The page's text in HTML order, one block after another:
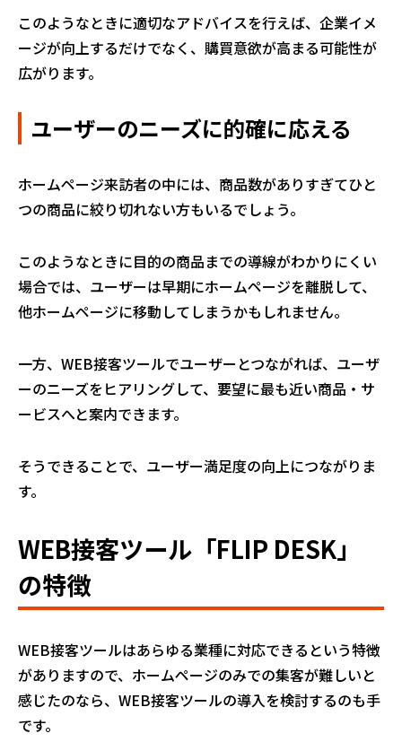
このようなときに適切なアドバイスを行えば、企業イメ
ージが向上するだけでなく、購買意欲が高まる可能性が
広がります。
ユーザーのニーズに的確に応える
ホームページ来訪者の中には、商品数がありすぎてひと
つの商品に絞り切れない方もいるでしょう。
このようなときに目的の商品までの導線がわかりにくい
場合では、ユーザーは早期にホームページを離脱して、
他ホームページに移動してしまうかもしれません。
一方、WEB接客ツールでユーザーとつながれば、ユーザ
ーのニーズをヒアリングして、要望に最も近い商品・サ
ービスへと案内できます。
そうできることで、ユーザー満足度の向上につながりま
す。
WEB接客ツール「FLIP DESK」
の特徴
WEB接客ツールはあらゆる業種に対応できるという特徴
がありますので、ホームページのみでの集客が難しいと
感じたのなら、WEB接客ツールの導入を検討するのも手
です。